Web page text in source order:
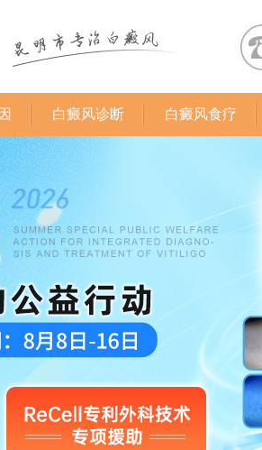
白癜风诊断 白癜风食疗